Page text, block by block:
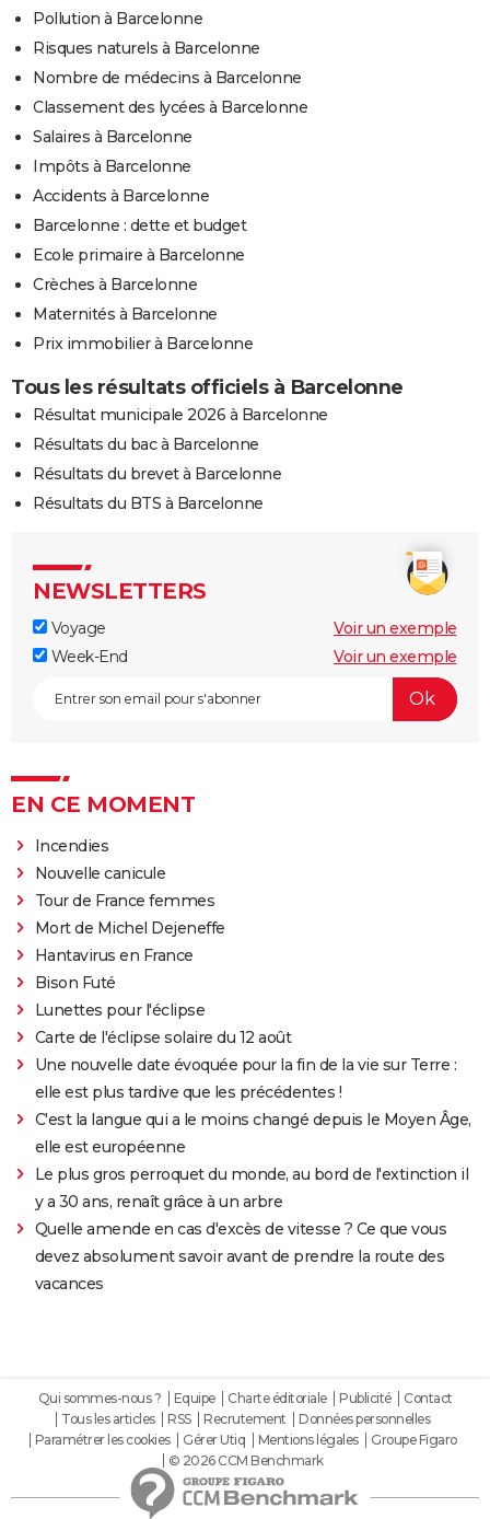
Pollution à Barcelonne
Risques naturels à Barcelonne
Nombre de médecins à Barcelonne
Classement des lycées à Barcelonne
Salaires à Barcelonne
Impôts à Barcelonne
Accidents à Barcelonne
Barcelonne : dette et budget
Ecole primaire à Barcelonne
Crèches à Barcelonne
Maternités à Barcelonne
Prix immobilier à Barcelonne
Tous les résultats officiels à Barcelonne
Résultat municipale 2026 à Barcelonne
Résultats du bac à Barcelonne
Résultats du brevet à Barcelonne
Résultats du BTS à Barcelonne
NEWSLETTERS
Voyage
Voir un exemple
Week-End
Voir un exemple
EN CE MOMENT
Incendies
Nouvelle canicule
Tour de France femmes
Mort de Michel Dejeneffe
Hantavirus en France
Bison Futé
Lunettes pour l'éclipse
Carte de l'éclipse solaire du 12 août
Une nouvelle date évoquée pour la fin de la vie sur Terre :
elle est plus tardive que les précédentes !
C'est la langue qui a le moins changé depuis le Moyen Âge,
elle est européenne
Le plus gros perroquet du monde, au bord de l'extinction il
y a 30 ans, renaît grâce à un arbre
Quelle amende en cas d'excès de vitesse ? Ce que vous
devez absolument savoir avant de prendre la route des
vacances
Qui sommes-nous ? Equipe Charte éditoriale Publicité
Contact
Tous les articles
RSS Recrutement
Données personnelles
Paramétrer les cookies
Gérer Utiq Mentions légales
Groupe Figaro
© 2026 CCM Benchmark